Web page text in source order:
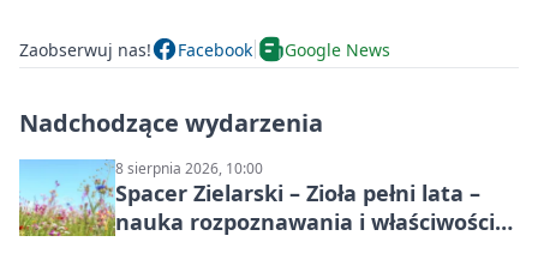
Zaobserwuj nas! Facebook Google News
Nadchodzące wydarzenia
8 sierpnia 2026, 10:00
Spacer Zielarski – Zioła pełni lata –
nauka rozpoznawania i właściwości